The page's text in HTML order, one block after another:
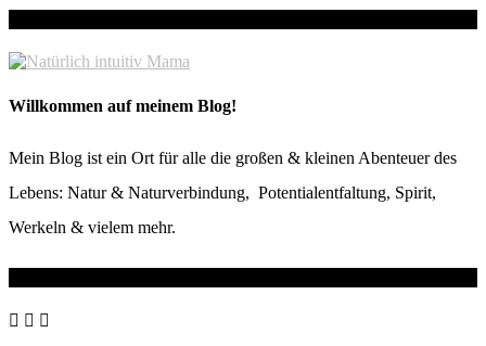
Willkommen auf meinem Blog!
Mein Blog ist ein Ort für alle die großen & kleinen Abenteuer des
Lebens: Natur & Naturverbindung, Potentialentfaltung, Spirit,
Werkeln & vielem mehr.